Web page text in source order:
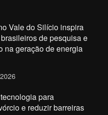
Vale do Silício inspira
de pesquisa e
na geração de energia
para
e reduzir barreiras